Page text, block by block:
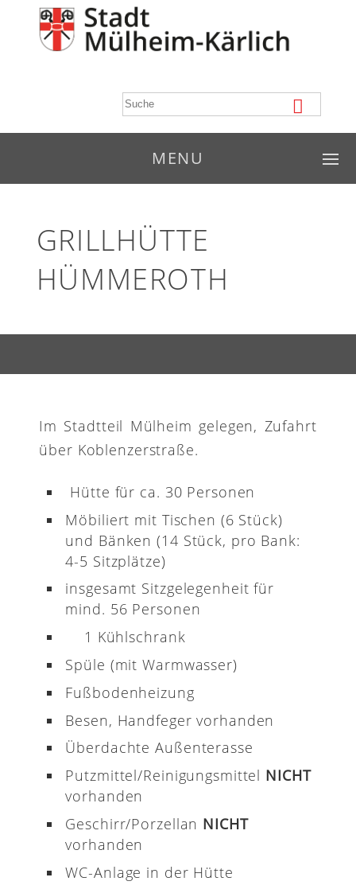
MENU
GRILLHÜTTE
HÜMMEROTH
Im Stadtteil Mülheim gelegen, Zufahrt
über Koblenzerstraße.
Hütte für ca. 30 Personen
Möbiliert mit Tischen (6 Stück)
und Bänken (14 Stück, pro Bank:
4-5 Sitzplätze)
insgesamt Sitzgelegenheit für
mind. 56 Personen
1 Kühlschrank
Spüle (mit Warmwasser)
Fußbodenheizung
Besen, Handfeger vorhanden
Überdachte Außenterasse
Putzmittel/Reinigungsmittel NICHT
vorhanden
Geschirr/Porzellan NICHT
vorhanden
WC-Anlage in der Hütte